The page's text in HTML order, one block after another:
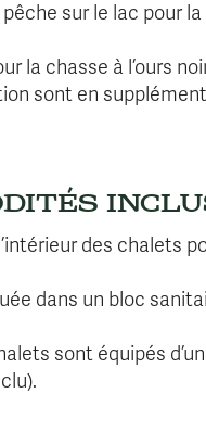
pêche sur le lac pour
la chasse à l’ours
sont en
des chalets
dans un bloc
sont équipés